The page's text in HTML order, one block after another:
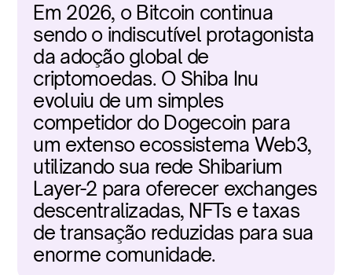
Em 2026, o Bitcoin continua
sendo o indiscutível protagonista
da adoção global de
criptomoedas. O Shiba Inu
evoluiu de um simples
competidor do Dogecoin para
um extenso ecossistema Web3,
utilizando sua rede Shibarium
Layer-2 para oferecer exchanges
descentralizadas, NFTs e taxas
de transação reduzidas para sua
enorme comunidade.